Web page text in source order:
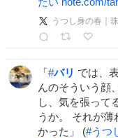
うつし身の春｜
「#バリ では、
んのそういう顔
し、気を張って
うか。 それが
かった」 (#うつ